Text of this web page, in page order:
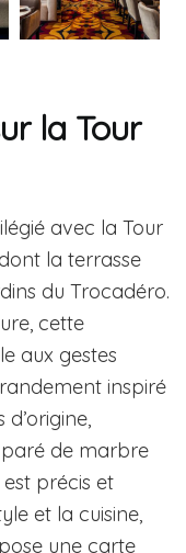
la Tour
avec la Tour
la terrasse
du Trocadéro.
cette
aux gestes
inspiré
de marbre
précis et
et la cuisine,
une carte